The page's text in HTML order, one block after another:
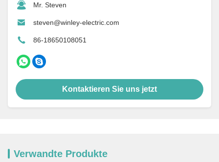
Mr. Steven
steven@winley-electric.com
86-18650108051
Kontaktieren Sie uns jetzt
Verwandte Produkte